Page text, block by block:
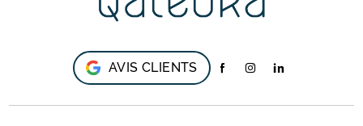
AVIS CLIENTS